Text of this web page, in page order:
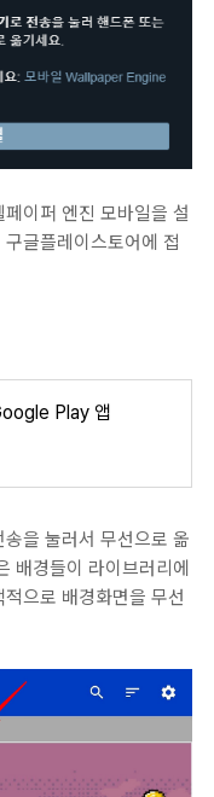
이퍼 엔진 모바일을 설
글플레이스토어에 접
Play 앱
을 눌러서 무선으로 옮
배경들이 라이브러리에
으로 배경화면을 무선